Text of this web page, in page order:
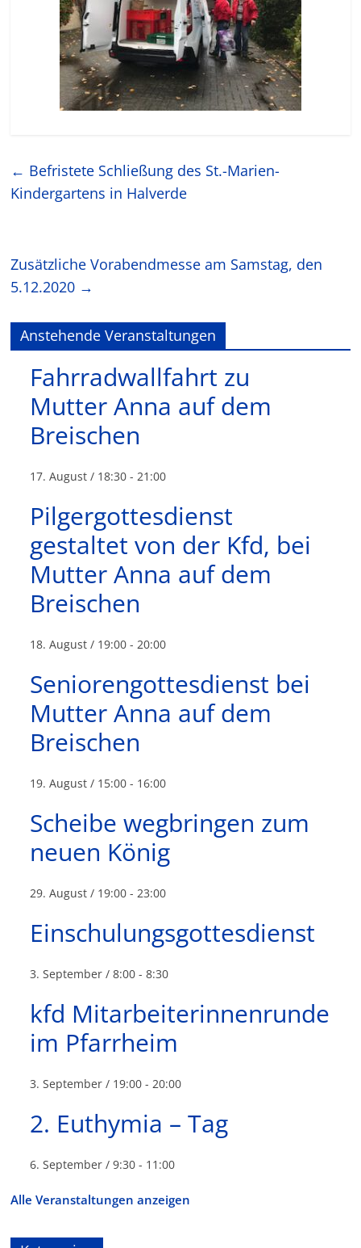
← Befristete Schließung des St.-Marien-
Kindergartens in Halverde
Zusätzliche Vorabendmesse am Samstag, den
5.12.2020 →
Anstehende Veranstaltungen
Fahrradwallfahrt zu
Mutter Anna auf dem
Breischen
17. August / 18:30 -21:00
Pilgergottesdienst
gestaltet von der Kfd, bei
Mutter Anna auf dem
Breischen
18. August / 19:00 -20:00
Seniorengottesdienst bei
Mutter Anna auf dem
Breischen
19. August / 15:00 - 16:00
Scheibe wegbringen zum
neuen König
29. August / 19:00 -23:00
Einschulungsgottesdienst
3. September / 8:00 -8:30
kfd Mitarbeiterinnenrunde
im Pfarrheim
3. September / 19:00 -20:00
2. Euthymia – Tag
6. September / 9:30 - 11:00
Alle Veranstaltungen anzeigen